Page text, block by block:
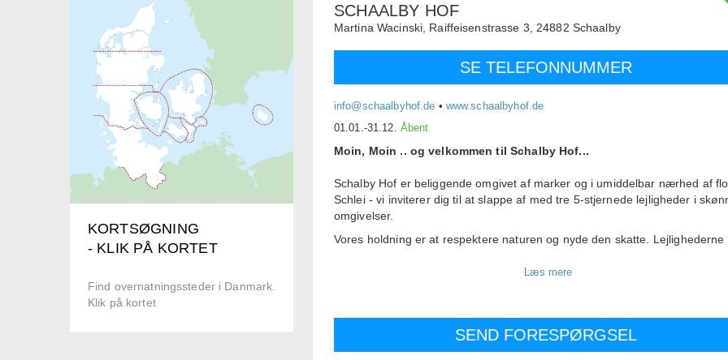
KORTSØGNING
- KLIK PÅ KORTET
Find overnatningssteder i Danmark.
Klik på kortet
SCHAALBY HOF
Martina Wacinski, Raiffeisenstrasse 3, 24882 Schaalby
SE TELEFONNUMMER
info@schaalbyhof.de • www.schaalbyhof.de
01.01.-31.12. Åbent
Moin, Moin .. og velkommen til Schalby Hof...
Schalby Hof er beliggende omgivet af marker og i umiddelbar nærhed af
Schlei - vi inviterer dig til at slappe af med tre 5-stjernede lejligheder i
omgivelser.
Vores holdning er at respektere naturen og nyde den skatte. Lejlighederne
udstyret med eksklusive materialer. Lejligheden har også et brusebad med
udsigt over den romantiske have. Luksus venter på dig. Dejlig bålplads til